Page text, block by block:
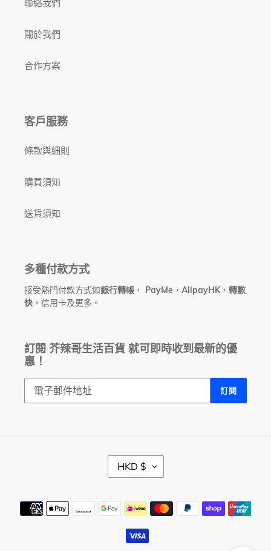
聯絡我們
關於我們
合作方案
客戶服務
條款與細則
購買須知
送貨須知
多種付款方式
接受熱門付款方式如銀行轉帳 ， PayMe ， AlipayHK ， 轉數
快 ，信用卡及更多。
訂閱 芥辣哥生活百貨 就可即時收到最新的優
惠！
訂閱
幣
別
HKD $
付
款
方
式